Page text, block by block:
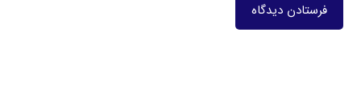
فرستادن دیدگاه